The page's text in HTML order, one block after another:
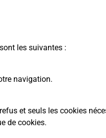
les suivantes :
navigation.
et seuls les cookies
de cookies.